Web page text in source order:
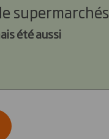
supermarchés
été aussi